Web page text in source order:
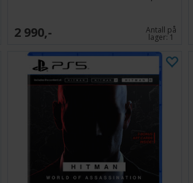
2 990,- Antall på
lager:1